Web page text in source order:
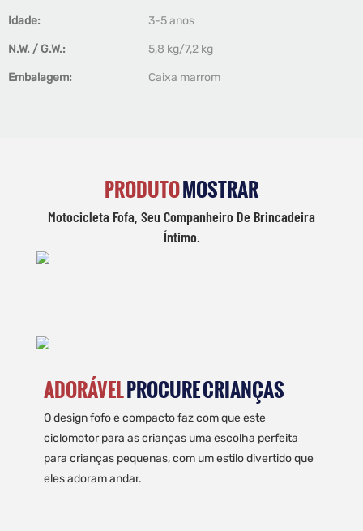
Idade: 3-5 anos
N.W. / G.W.: 5,8 kg/7,2 kg
Embalagem: Caixa marrom
PRODUTOMOSTRAR
Motocicleta Fofa, Seu Companheiro De Brincadeira
Íntimo.
ADORÁVELPROCURE CRIANÇAS
O design fofo e compacto faz com que este
ciclomotor para as crianças uma escolha perfeita
para crianças pequenas, com um estilo divertido que
eles adoram andar.